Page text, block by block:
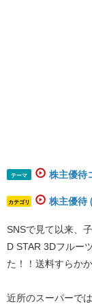
テーマ 株主優待
カテゴリ 株主優待
SNSで見て以来、
D STAR 3Dフルー
た！！送料すらか
近所のスーパーで